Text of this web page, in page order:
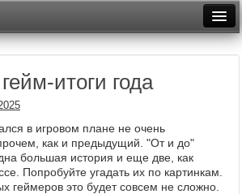
Неделя
Рейтинги
Архив
итоги года
в игровом плане не очень
как и предыдущий. "От и до"
большая история и еще две, как
Попробуйте угадать их по картинкам.
геймеров это будет совсем не сложно.